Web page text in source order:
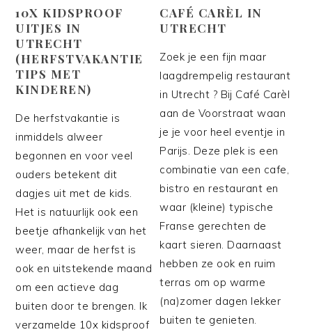
10X KIDSPROOF
UITJES IN
UTRECHT
(HERFSTVAKANTIE
TIPS MET
KINDEREN)
De herfstvakantie is
inmiddels alweer
begonnen en voor veel
ouders betekent dit
dagjes uit met de kids.
Het is natuurlijk ook een
beetje afhankelijk van het
weer, maar de herfst is
ook en uitstekende maand
om een actieve dag
buiten door te brengen. Ik
verzamelde 10x kidsproof
CAFÉ CARÈL IN
UTRECHT
Zoek je een fijn maar
laagdrempelig restaurant
in Utrecht ? Bij Café Carèl
aan de Voorstraat waan
je je voor heel eventje in
Parijs. Deze plek is een
combinatie van een cafe,
bistro en restaurant en
waar (kleine) typische
Franse gerechten de
kaart sieren. Daarnaast
hebben ze ook en ruim
terras om op warme
(na)zomer dagen lekker
buiten te genieten.